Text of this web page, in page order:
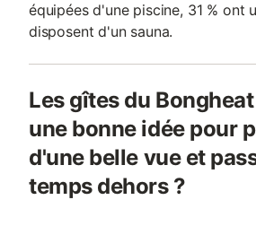
équipées d'une piscine, 31 % ont
disposent d'un sauna.
Les gîtes du
une bonne idée pour
d'une belle vue et
temps dehors ?